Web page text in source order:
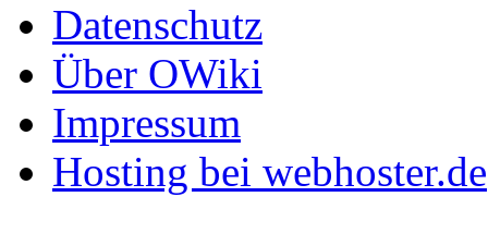
Datenschutz
Über OWiki
Impressum
Hosting bei webhoster.de